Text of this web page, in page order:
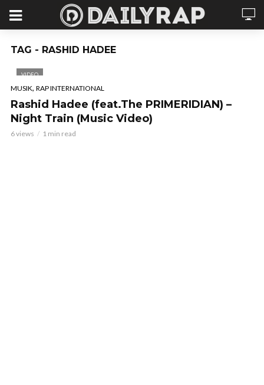
TAG - RASHID HADEE
VIDEO
MUSIK, RAP INTERNATIONAL
Rashid Hadee (feat.The PRIMERIDIAN) –
Night Train (Music Video)
6 views 1 min read